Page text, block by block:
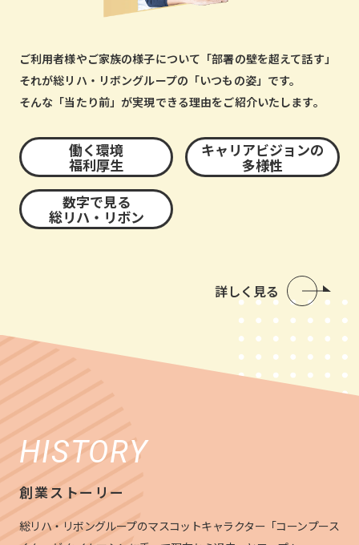
ご利用者様やご家族の様子について「部署の壁を超えて話す」
それが総リハ・リボングループの「いつもの姿」です。
そんな「当たり前」が実現できる理由をご紹介いたします。
働く環境
福利厚生
キャリアビジョンの
多様性
数字で見る
総リハ・リボン
詳しく見る
HISTORY
創業ストーリー
総リハ・リボングループのマスコットキャラクター「コーンプース